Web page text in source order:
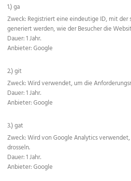
1.) ga
Zweck: Registriert eine eindeutige ID, mit der
generiert werden, wie der Besucher die
Dauer: 1 Jahr.
Anbieter: Google
2.) git
Zweck: Wird verwendet, um die
Dauer: 1 Jahr.
Anbieter: Google
3.) gat
Zweck: Wird von Google Analytics
drosseln.
Dauer: 1 Jahr.
Anbieter: Google